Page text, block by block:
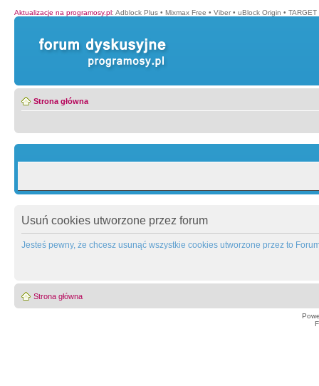
Aktualizacje na programosy.pl: Adblock Plus • Mixmax Free • Viber • uBlock Origin •
Strona główna
Usuń cookies utworzone przez forum
Jesteś pewny, że chcesz usunąć wszystkie cookies utworzone przez to
Strona główna